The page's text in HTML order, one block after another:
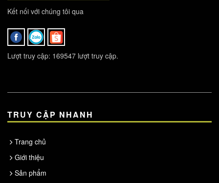
Kết nối với chúng tôi qua
Lượt truy cập: 169547 lượt truy cập.
TRUY CẬP NHANH
Trang chủ
Giới thiệu
Sản phẩm